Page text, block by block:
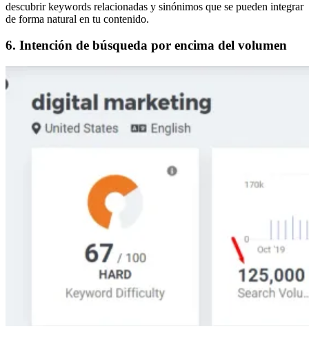
descubrir keywords relacionadas y sinónimos que se pueden integrar
de forma natural en tu contenido.
6. Intención de búsqueda por encima del volumen